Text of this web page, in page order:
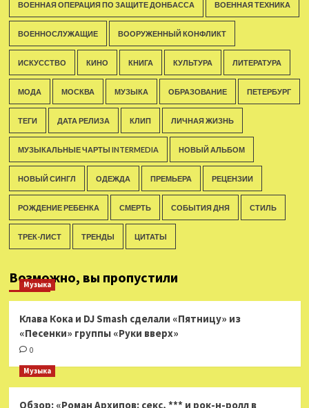
ВОЕННАЯ ОПЕРАЦИЯ ПО ЗАЩИТЕ ДОНБАССА ВОЕННАЯ ТЕХНИКА
ВОЕННОСЛУЖАЩИЕ ВООРУЖЕННЫЙ КОНФЛИКТ
ИСКУССТВО КИНО КНИГА КУЛЬТУРА ЛИТЕРАТУРА
МОДА МОСКВА МУЗЫКА ОБРАЗОВАНИЕ ПЕТЕРБУРГ
ТЕГИ ДАТА РЕЛИЗА КЛИП ЛИЧНАЯ ЖИЗНЬ
МУЗЫКАЛЬНЫЕ ЧАРТЫ INTERMEDIA НОВЫЙ АЛЬБОМ
НОВЫЙ СИНГЛ ОДЕЖДА ПРЕМЬЕРА РЕЦЕНЗИИ
РОЖДЕНИЕ РЕБЕНКА СМЕРТЬ СОБЫТИЯ ДНЯ СТИЛЬ
ТРЕК-ЛИСТ ТРЕНДЫ ЦИТАТЫ
Возможно, вы пропустили
Музыка
Клава Кока и DJ Smash сделали «Пятницу» из
«Песенки» группы «Руки вверх»
0
Музыка
Обзор: «Роман Архипов: секс, *** и рок-н-ролл в